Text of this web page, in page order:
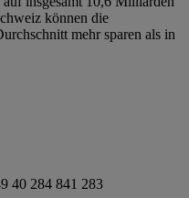
können die
mehr sparen als in
40 284 841 283